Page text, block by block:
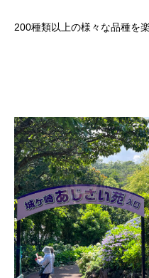
200種類以上の様々な品種を